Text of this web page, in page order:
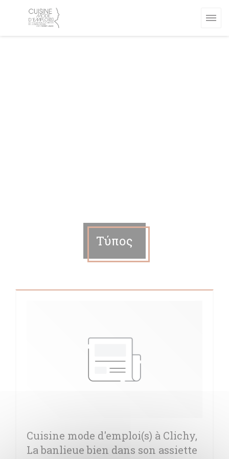
Τύπος
Cuisine mode d'emploi(s) à Clichy,
La banlieue bien dans son assiette